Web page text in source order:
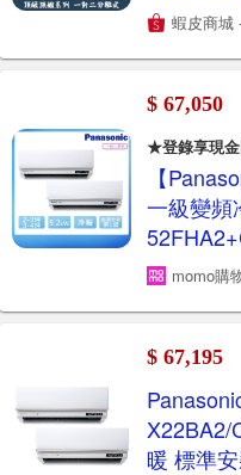
蝦皮商城
$ 67,050
★登錄享現
【
一級變頻
momo購
$ 67,195
X22BA2/
暖 標準